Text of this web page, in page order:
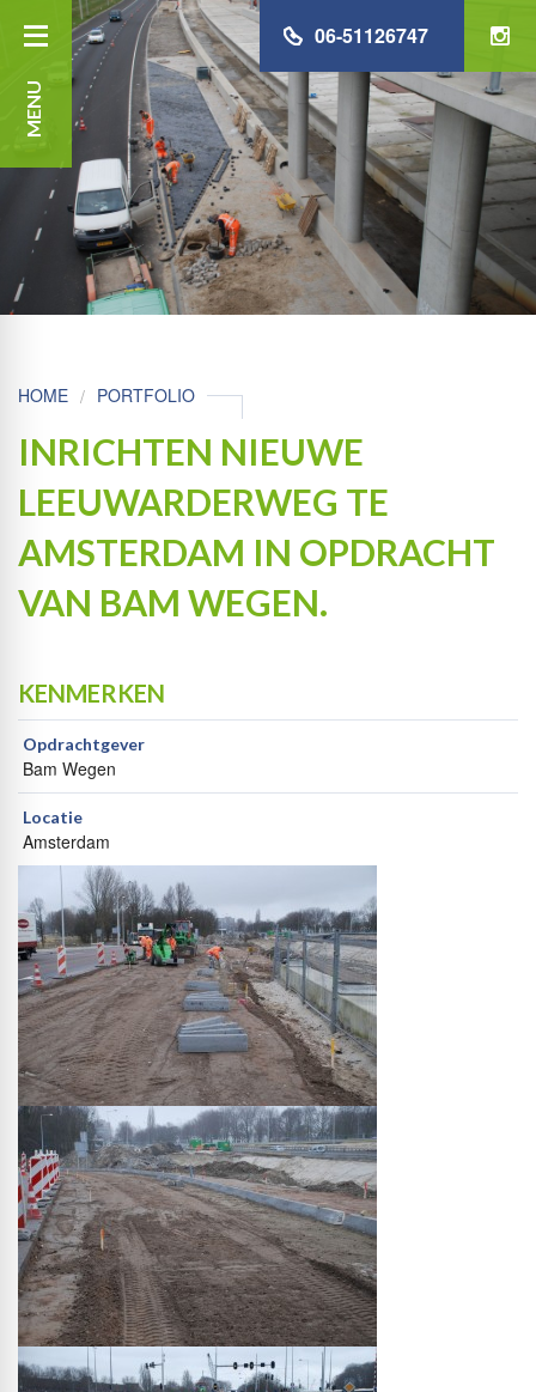
MENU
06-51126747
HOME PORTFOLIO
INRICHTEN NIEUWE
LEEUWARDERWEG TE
AMSTERDAM IN OPDRACHT
VAN BAM WEGEN.
KENMERKEN
Opdrachtgever
Bam Wegen
Locatie
Amsterdam